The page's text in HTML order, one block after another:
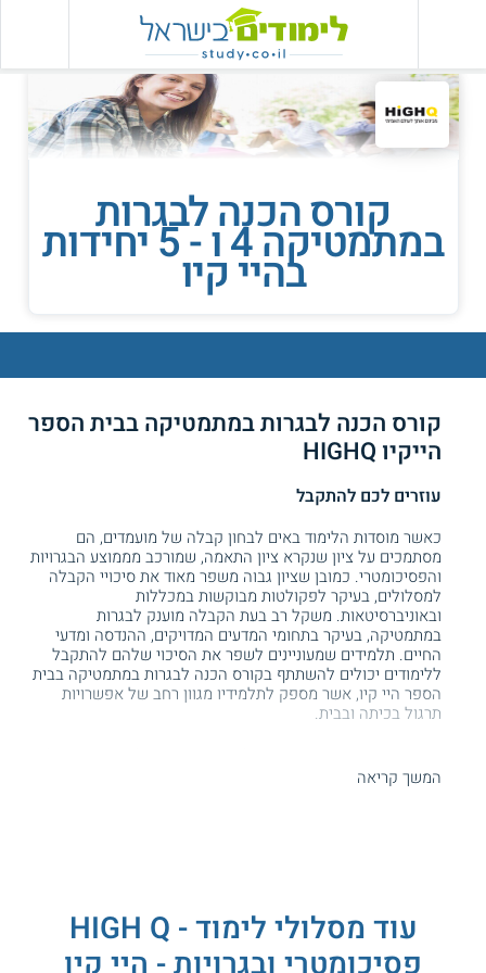
קורס הכנה לבגרות
במתמטיקה 4 ו - 5 יחידות בהיי קיו
קורס הכנה לבגרות במתמטיקה בבית הספר
הייקיו HIGHQ
עוזרים לכם להתקבל
כאשר מוסדות הלימוד באים לבחון קבלה של מועמדים, הם
מסתמכים על ציון שנקרא ציון התאמה, שמורכב מממוצע הבגרויות
והפסיכומטרי. כמובן שציון גבוה משפר מאוד את סיכויי הקבלה
למסלולים, בעיקר לפקולטות מבוקשות במכללות
ובאוניברסיטאות. משקל רב בעת הקבלה מוענק לבגרות
במתמטיקה, בעיקר בתחומי המדעים המדויקים, ההנדסה ומדעי
החיים. תלמידים שמעוניינים לשפר את הסיכוי שלהם להתקבל
ללימודים יכולים להשתתף בקורס הכנה לבגרות במתמטיקה בבית
הספר היי קיו, אשר מספק לתלמידיו מגוון רחב של אפשרויות
תרגול בכיתה ובבית.
בבאר שבע, בראשון לציון, בקריות, בכפר סבא, בפתח תקווה,
באשדוד, ברחובות, בעפולה, בחולון, בקריית אונו, בחדרה ובמודיעין.
התלמידים לומדים באופן יסודי את כל הנושאים שנכללים
בשלושת השאלונים השונים בבחינה וגם בוחנים שיטות פתרון
לתרגילים מאתגרים וקשים במיוחד. בנוסף לכך, הם מפתחים את
המשך קריאה
עוד מסלולי לימוד - HIGH Q